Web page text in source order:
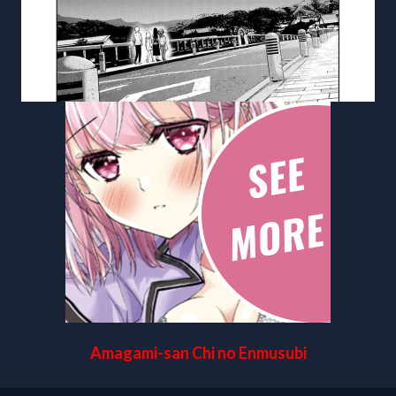
Amagami-san Chi no Enmusubi